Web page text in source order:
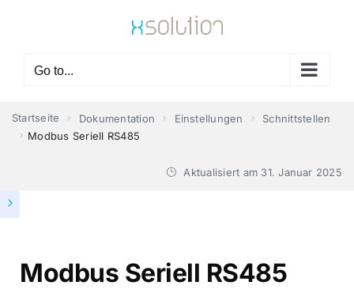
Go to...
Startseite Dokumentation Einstellungen
Schnittstellen
Modbus Seriell RS485
Aktualisiert am 31. Januar 2025
Modbus Seriell RS485